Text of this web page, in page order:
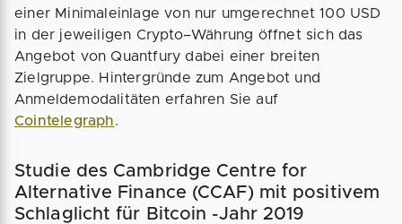
einer Minimaleinlage von nur umgerechnet 100 USD
in der jeweiligen Crypto–Währung öffnet sich das
Angebot von Quantfury dabei einer breiten
Zielgruppe. Hintergründe zum Angebot und
Anmeldemodalitäten erfahren Sie auf
Cointelegraph.
Studie des Cambridge Centre for
Alternative Finance (CCAF) mit positivem
Schlaglicht für Bitcoin -Jahr 2019